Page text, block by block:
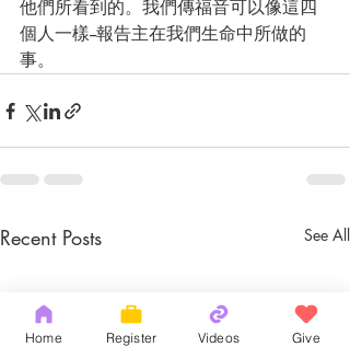
他們所看到的。我們傳福音可以像這四
個人一樣--報告主在我們生命中所做的
事。
Recent Posts See All
Home Register Videos Give